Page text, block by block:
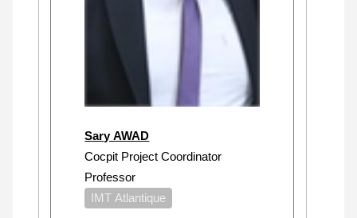
Sary AWAD
Cocpit Project Coordinator
Professor
IMT Atlantique